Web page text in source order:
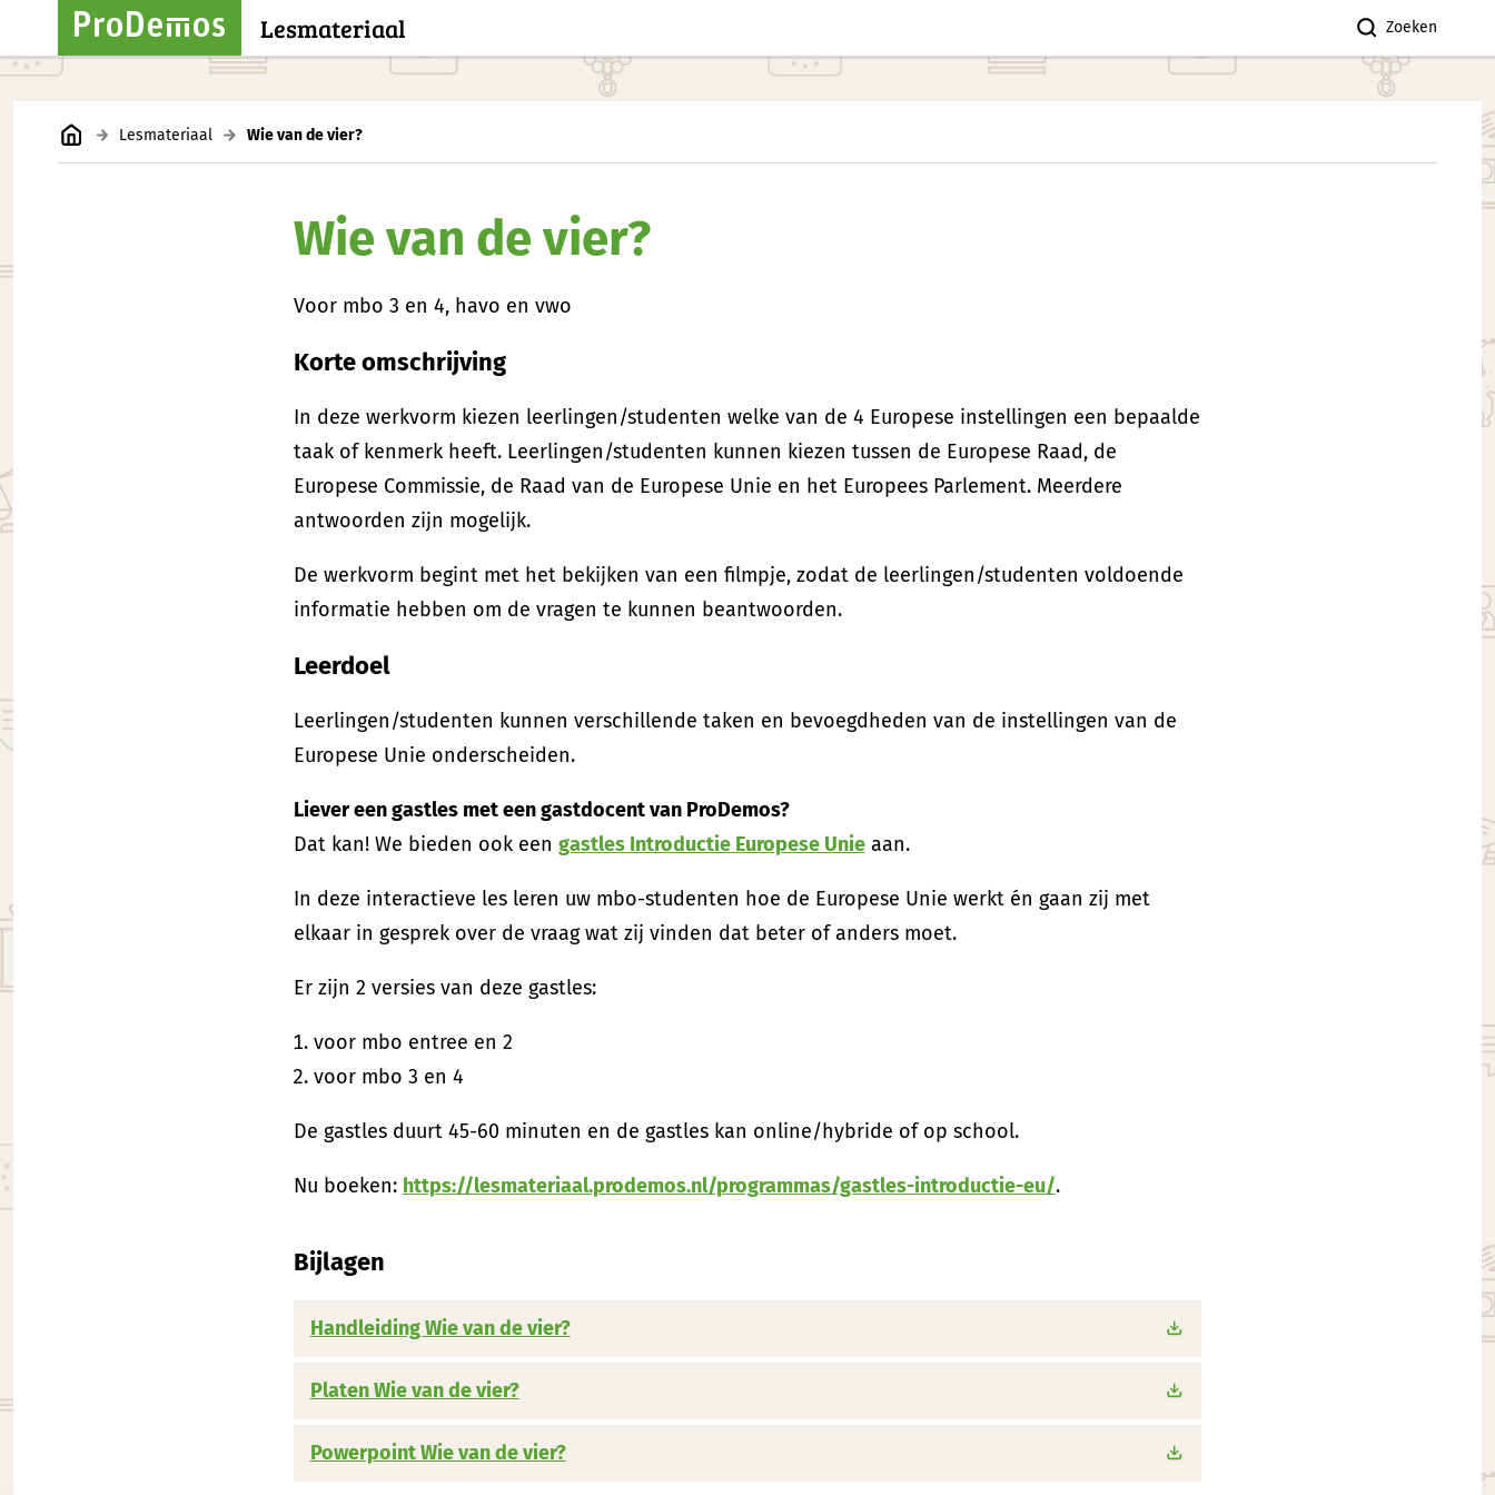
Lesmateriaal Zoeken
Lesmateriaal Wie van de vier?
Wie van de vier?
Voor mbo 3 en 4, havo en vwo
Korte omschrijving
In deze werkvorm kiezen leerlingen/studenten welke van de 4 Europese instellingen een bepaalde
taak of kenmerk heeft. Leerlingen/studenten kunnen kiezen tussen de Europese Raad, de
Europese Commissie, de Raad van de Europese Unie en het Europees Parlement. Meerdere
antwoorden zijn mogelijk.
De werkvorm begint met het bekijken van een filmpje, zodat de leerlingen/studenten voldoende
informatie hebben om de vragen te kunnen beantwoorden.
Leerdoel
Leerlingen/studenten kunnen verschillende taken en bevoegdheden van de instellingen van de
Europese Unie onderscheiden.
Liever een gastles met een gastdocent van ProDemos?
Dat kan! We bieden ook een gastles Introductie Europese Unieaan.
In deze interactieve les leren uw mbo-studenten hoe de Europese Unie werkt én gaan zij met
elkaar in gesprek over de vraag wat zij vinden dat beter of anders moet.
Er zijn 2 versies van deze gastles:
voor mbo entree en 2
voor mbo 3 en 4
De gastles duurt 45-60 minuten en de gastles kan online/hybride of op school.
Nu boeken: https://lesmateriaal.prodemos.nl/programmas/gastles-introductie-eu/.
Bijlagen
Handleiding Wie van de vier?
Platen Wie van de vier?
Powerpoint Wie van de vier?